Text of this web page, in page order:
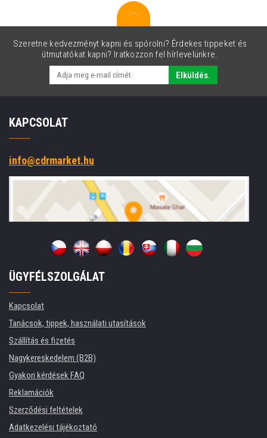
Szeretne kedvezményt kapni és spórolni? Érdekes tippeket és
útmutatókat kapni? Iratkozzon fel hírlevelünkre.
Elküldés.
KAPCSOLAT
info@cdrmarket.hu
ÜGYFÉLSZOLGÁLAT
Kapcsolat
Tanácsok, tippek, használati utasítások
Szállítás és fizetés
Nagykereskedelem (B2B)
Gyakori kérdések FAQ
Reklamációk
Szerződési feltételek
Adatkezelési tájékoztató